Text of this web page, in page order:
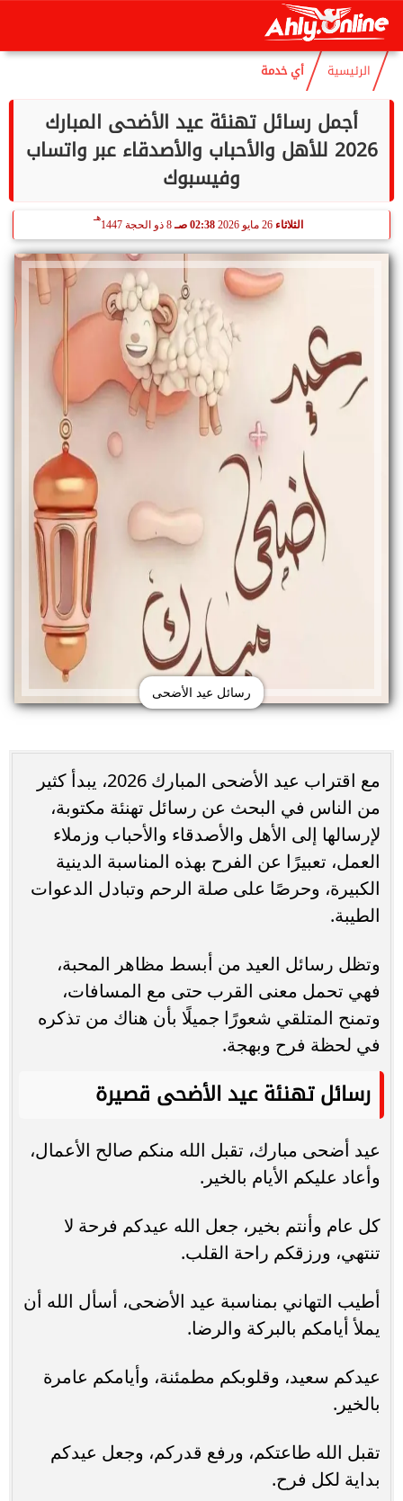
الجمعة
الرئيسية أي خدمة
أجمل رسائل تهنئة عيد الأضحى المبارك
2026 للأهل والأحباب والأصدقاء عبر واتساب
وفيسبوك
الثلاثاء 26 مايو 2026 02:38 صـ 8 ذو الحجة 1447
هـ
رسائل عيد الأضحى
مع اقتراب عيد الأضحى المبارك 2026، يبدأ كثير
من الناس في البحث عن رسائل تهنئة مكتوبة،
لإرسالها إلى الأهل والأصدقاء والأحباب وزملاء
العمل، تعبيرًا عن الفرح بهذه المناسبة الدينية
الكبيرة، وحرصًا على صلة الرحم وتبادل الدعوات
الطيبة.
وتظل رسائل العيد من أبسط مظاهر المحبة،
فهي تحمل معنى القرب حتى مع المسافات،
وتمنح المتلقي شعورًا جميلًا بأن هناك من تذكره
في لحظة فرح وبهجة.
رسائل تهنئة عيد الأضحى قصيرة
عيد أضحى مبارك، تقبل الله منكم صالح الأعمال،
وأعاد عليكم الأيام بالخير.
كل عام وأنتم بخير، جعل الله عيدكم فرحة لا
تنتهي، ورزقكم راحة القلب.
أطيب التهاني بمناسبة عيد الأضحى، أسأل الله أن
يملأ أيامكم بالبركة والرضا.
عيدكم سعيد، وقلوبكم مطمئنة، وأيامكم عامرة
بالخير.
تقبل الله طاعتكم، ورفع قدركم، وجعل عيدكم
بداية لكل فرح.